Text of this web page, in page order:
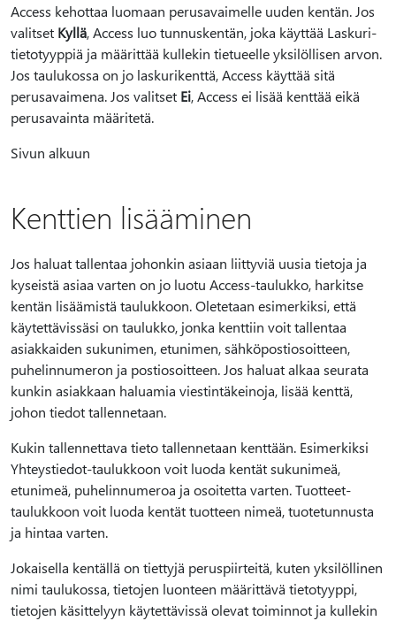
Access kehottaa luomaan perusavaimelle uuden kentän. Jos
valitset Kyllä, Access luo tunnuskentän, joka käyttää Laskuri-
tietotyyppiä ja määrittää kullekin tietueelle yksilöllisen arvon.
Jos taulukossa on jo laskurikenttä, Access käyttää sitä
perusavaimena. Jos valitset Ei, Access ei lisää kenttää eikä
perusavainta määritetä.
Sivun alkuun
Kenttien lisääminen
Jos haluat tallentaa johonkin asiaan liittyviä uusia tietoja ja
kyseistä asiaa varten on jo luotu Access-taulukko, harkitse
kentän lisäämistä taulukkoon. Oletetaan esimerkiksi, että
käytettävissäsi on taulukko, jonka kenttiin voit tallentaa
asiakkaiden sukunimen, etunimen, sähköpostiosoitteen,
puhelinnumeron ja postiosoitteen. Jos haluat alkaa seurata
kunkin asiakkaan haluamia viestintäkeinoja, lisää kenttä,
johon tiedot tallennetaan.
Kukin tallennettava tieto tallennetaan kenttään. Esimerkiksi
Yhteystiedot-taulukkoon voit luoda kentät sukunimeä,
etunimeä, puhelinnumeroa ja osoitetta varten. Tuotteet-
taulukkoon voit luoda kentät tuotteen nimeä, tuotetunnusta
ja hintaa varten.
Jokaisella kentällä on tiettyjä peruspiirteitä, kuten yksilöllinen
nimi taulukossa, tietojen luonteen määrittävä tietotyyppi,
tietojen käsittelyyn käytettävissä olevat toiminnot ja kullekin